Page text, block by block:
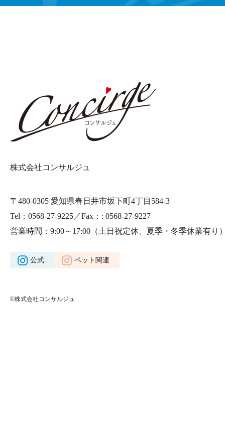
株式会社コンサルジュ
〒480-0305 愛知県春日井市坂下町4丁目584-3
Tel：0568-27-9225／Fax：: 0568-27-9227
営業時間：9:00～17:00 （土日祝定休、夏季・冬季休業有り
公式 ペット関連
©株式会社コンサルジュ